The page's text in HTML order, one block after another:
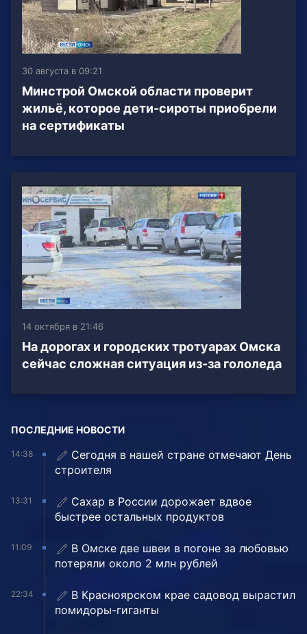
30 августа в 09:21
Минстрой Омской области проверит
жильё, которое дети-сироты приобрели
на сертификаты
14 октября в 21:46
На дорогах и городских тротуарах Омска
сейчас сложная ситуация из-за гололеда
ПОСЛЕДНИЕ НОВОСТИ
14:38
Сегодня в нашей стране отмечают День
строителя
13:31
Сахар в России дорожает вдвое
быстрее остальных продуктов
11:09
В Омске две швеи в погоне за любовью
потеряли около 2 млн рублей
22:34
В Красноярском крае садовод вырастил
помидоры-гиганты